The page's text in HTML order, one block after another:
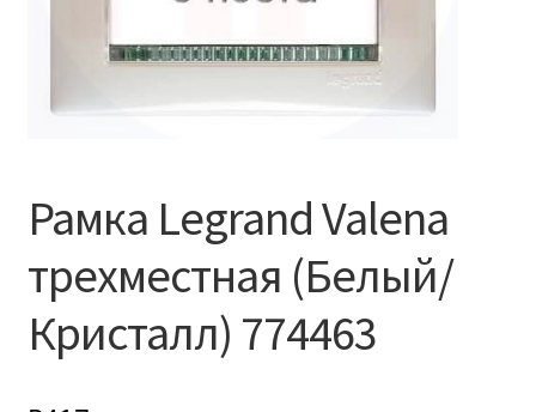
Рамка Legrand Valena
трехместная (Белый/
Кристалл) 774463